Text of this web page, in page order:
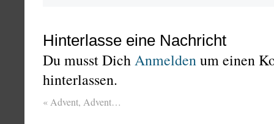
Hinterlasse eine Nachricht
Du musst DichAnmeldenum einen
hinterlassen.
« Advent, Advent…